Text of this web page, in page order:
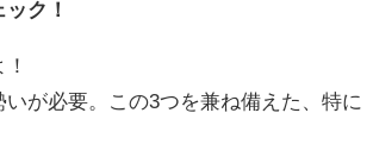
ク！
が必要。この3つを兼ね備えた、特に